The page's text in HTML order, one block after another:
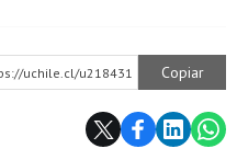
uchile.cl/u218431 Copiar